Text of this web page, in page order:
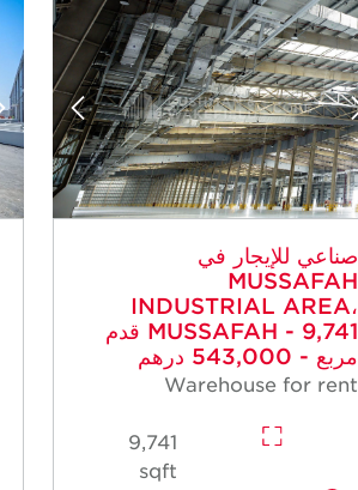
صناعي للإيجار في
MUSSAFAH
INDUSTRIAL AREA،
MUSSAFAH - 9,741 قدم
مربع - 543,000 درهم
Warehouse for rent
9,741
sqft